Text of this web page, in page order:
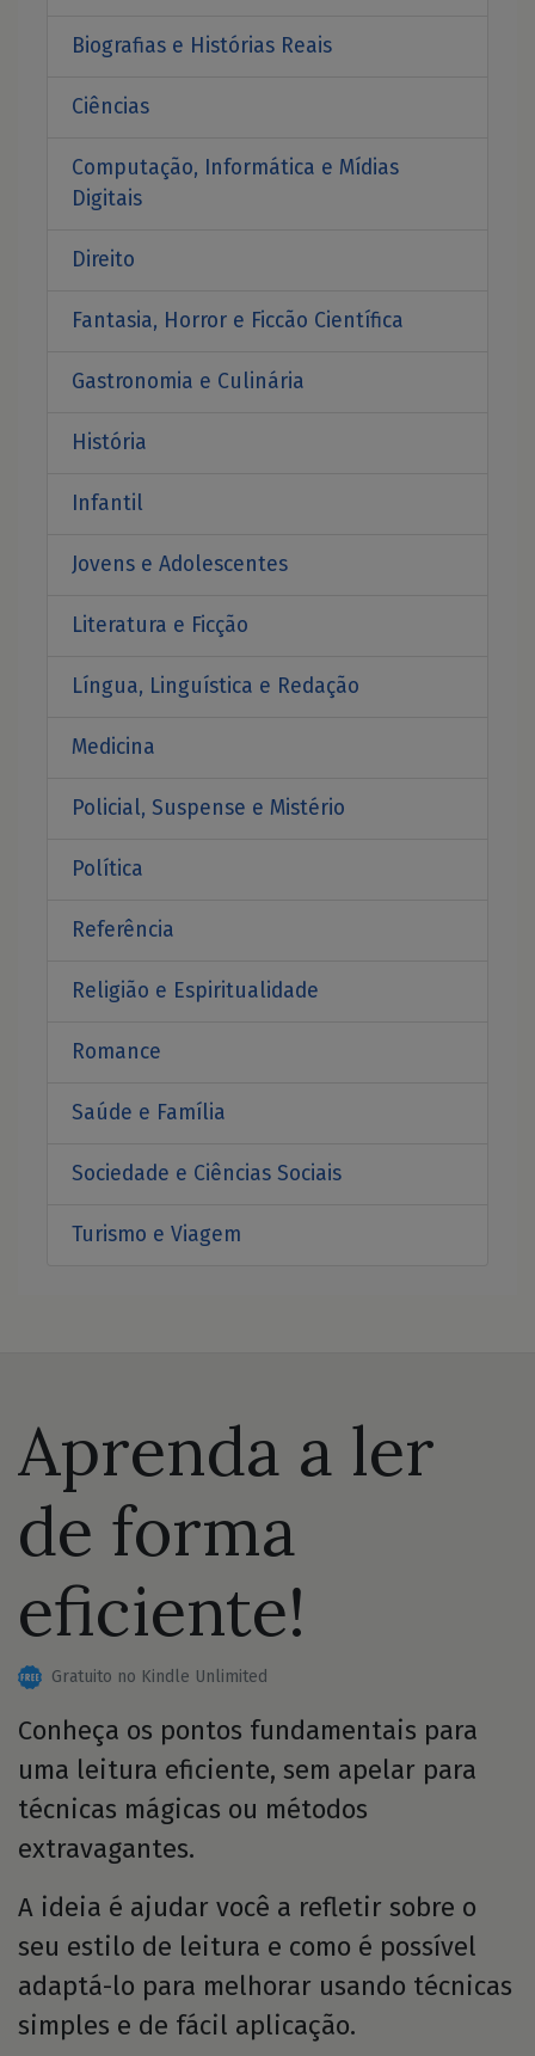
Biografias e Histórias Reais
Ciências
Computação, Informática e Mídias
Digitais
Direito
Fantasia, Horror e Ficcão Científica
Gastronomia e Culinária
História
Infantil
Jovens e Adolescentes
Literatura e Ficção
Língua, Linguística e Redação
Medicina
Policial, Suspense e Mistério
Política
Referência
Religião e Espiritualidade
Romance
Saúde e Família
Sociedade e Ciências Sociais
Turismo e Viagem
Aprenda a ler
de forma
eficiente!
Gratuito no Kindle Unlimited
Conheça os pontos fundamentais para
uma leitura eficiente, sem apelar para
técnicas mágicas ou métodos
extravagantes.
A ideia é ajudar você a refletir sobre o
seu estilo de leitura e como é possível
adaptá-lo para melhorar usando técnicas
simples e de fácil aplicação.